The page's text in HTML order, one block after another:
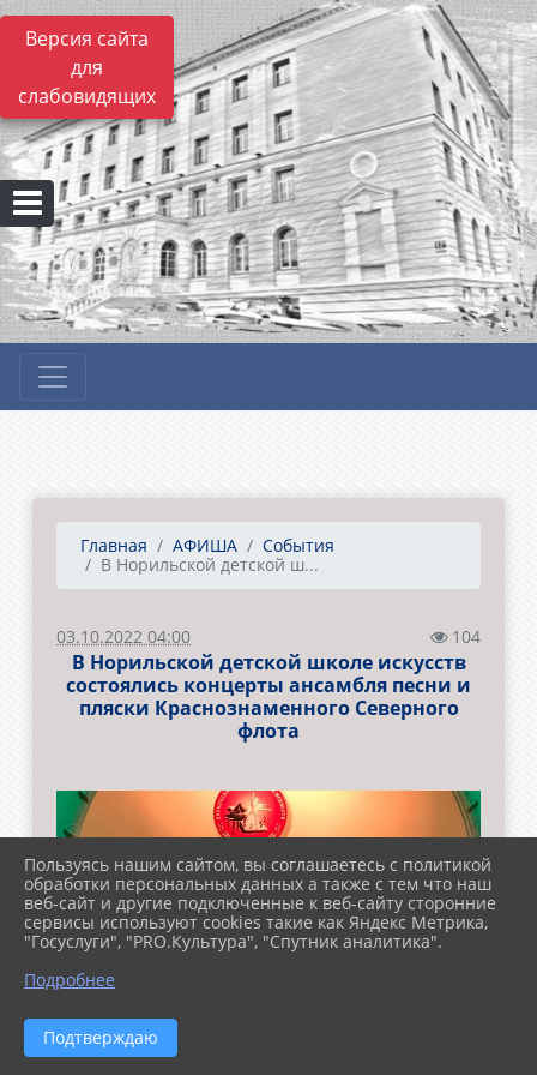
Версия сайта
для
слабовидящих
Главная АФИША
События
В Норильской детской ш...
03.10.2022 04:00 104
В Норильской детской школе искусств
состоялись концерты ансамбля песни и
пляски Краснознаменного Северного
флота
Пользуясь нашим сайтом, вы соглашаетесь с политикой
обработки персональных данных а также с тем что наш
веб-сайт и другие подключенные к веб-сайту сторонние
сервисы используют cookies такие как Яндекс Метрика,
"Госуслуги", "PRO.Культура", "Спутник аналитика".
Подробнее
Подтверждаю